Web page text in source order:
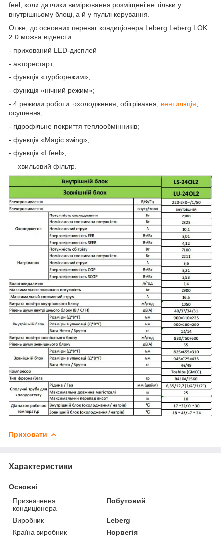
feel, коли датчики вимірювання розміщені не тільки у
внутрішньому блоці, а й у пульті керування.
Отже, до основних переваг кондиціонера Leberg Leberg LOK
2.0 можна віднести:
- прихований LED-дисплей
- авторестарт;
- функція «турборежим»;
- функція «нічний режим»;
- 4 режими роботи: охолодження, обігрівання, вентиляція
осушення;
- гідрофільне покриття теплообмінників;
- функція «Magic swing»;
- функція «I feel»;
— хвильовий фільтр.
Приховати
Характеристики
Основні
Призначення
кондиціонера
Побутовий
Виробник
Leberg
Країна виробник
Норвегія